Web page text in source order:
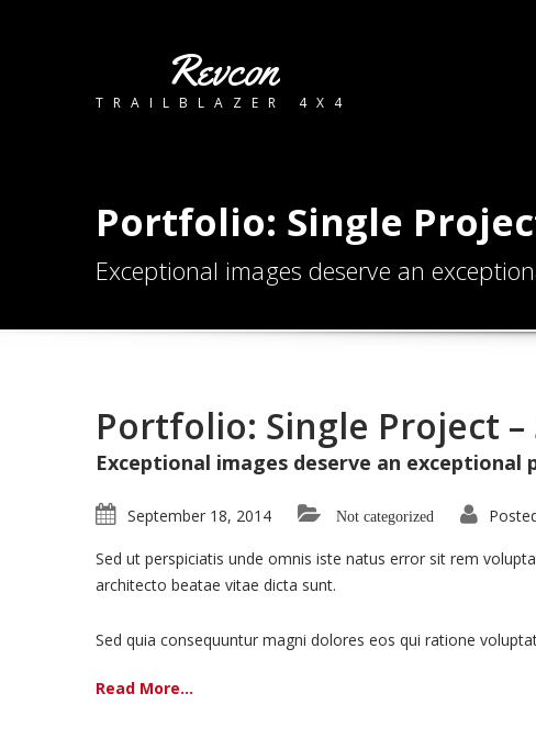
Revcon
TRAILBLAZER 4X4
Portfolio: Single
Exceptional images deserve an
Portfolio: Single Project –
Exceptional images deserve an exceptional
September 18, 2014 Not categorized
Sed ut perspiciatis unde omnis iste natus error sit rem
architecto beatae vitae dicta sunt.
Sed quia consequuntur magni dolores eos qui ratione
Read More...